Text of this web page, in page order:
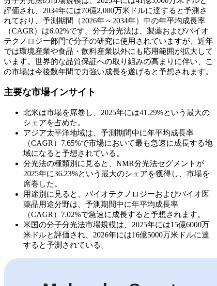
評価され、2034年には70億2,000万米ドルに達すると予測さ
れており、予測期間（2026年～2034年）中の年平均成長率
（CAGR）は6.02%です。分子分光法は、製薬およびバイオ
テクノロジー部門で分子の研究に使用されていますが、近年
では環境産業や食品・飲料産業以外にも応用範囲が拡大して
います。世界的な品質保証への取り組みの高まりに伴い、こ
の市場は今後数年間で力強い成長を遂げると予想されます。
主要な市場インサイト
北米は市場を席巻し、2025年には41.29%という最大の
シェアを占めた。
アジア太平洋地域は、予測期間中に年平均成長率
（CAGR）7.65%で市場において最も急速に成長する地
域になると予想されている。
分光法の種類別に見ると、NMR分光法セグメントが
2025年に36.23%という最大のシェアを獲得し、市場を
席巻した。
用途別に見ると、バイオテクノロジーおよびバイオ医
薬品用途分野は、予測期間中に年平均成長率
（CAGR）7.02%で急速に成長すると予想されます。
米国の分子分光法市場規模は、2025年には15億6000万
米ドルと評価され、2026年には16億5000万米ドルに達
すると予測されている。